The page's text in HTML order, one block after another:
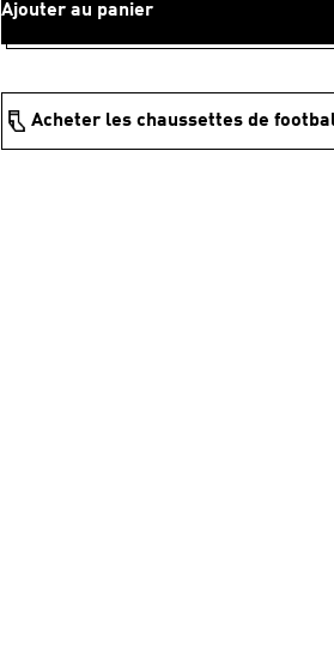
Ajouter au panier
Acheter les chaussettes de